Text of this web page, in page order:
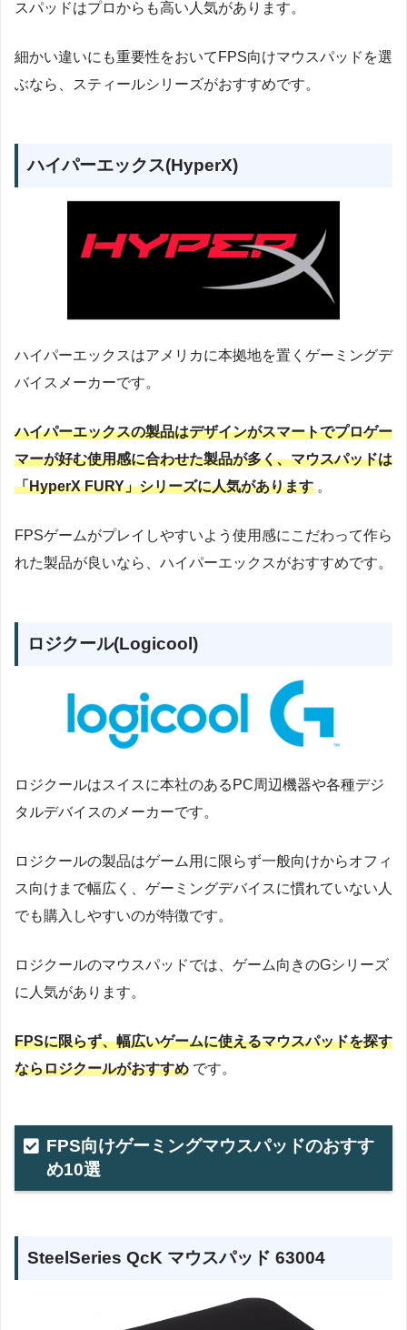
スパッドはプロからも高い人気があります。
細かい違いにも重要性をおいてFPS向けマウスパッドを選
ぶなら、スティールシリーズがおすすめです。
ハイパーエックス(HyperX)
ハイパーエックスはアメリカに本拠地を置くゲーミングデ
バイスメーカーです。
ハイパーエックスの製品はデザインがスマートでプロゲー
マーが好む使用感に合わせた製品が多く、マウスパッドは
「HyperX FURY」シリーズに人気があります 。
FPSゲームがプレイしやすいよう使用感にこだわって作ら
れた製品が良いなら、ハイパーエックスがおすすめです。
ロジクール(Logicool)
ロジクールはスイスに本社のあるPC周辺機器や各種デジ
タルデバイスのメーカーです。
ロジクールの製品はゲーム用に限らず一般向けからオフィ
ス向けまで幅広く、ゲーミングデバイスに慣れていない人
でも購入しやすいのが特徴です。
ロジクールのマウスパッドでは、ゲーム向きのGシリーズ
に人気があります。
FPSに限らず、幅広いゲームに使えるマウスパッドを探す
ならロジクールがおすすめ です。
FPS向けゲーミングマウスパッドのおすす
め10選
SteelSeries QcK マウスパッド 63004